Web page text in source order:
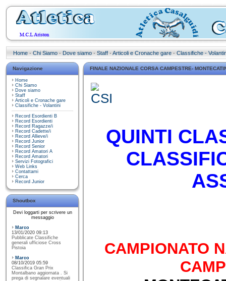
Home · Chi Siamo · Dove siamo · Staff · Articoli e Cronache gare · Classifiche -
Navigazione
Home
Chi Siamo
Dove siamo
Staff
Articoli e Cronache gare
Classifiche - Volantini
Record Esordienti B
Record Esordienti
Record Ragazze/i
Record Cadette/i
Record Allieve/i
Record Junior
Record Senior
Record Amatori A
Record Amatori
Servizi Fotografici
Web Links
Contattami
Cerca
Record Junior
Shoutbox
Devi loggarti per scrivere un
messaggio
Marco
13/01/2020 09:13
Pubblicate Classifiche
generali ufficiose Cross
Pistoia
Marco
08/10/2019 05:59
Classifica Gran Prix
Montalbano aggiornata . Si
prega di segnalare eventuali
FINALE NAZIONALE CORSA CAMPESTRE-
QUINTI
CAMPIONATO